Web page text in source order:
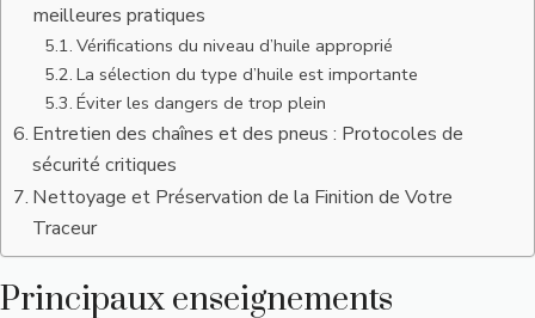
meilleures pratiques
Vérifications du niveau d’huile approprié
La sélection du type d’huile est importante
Éviter les dangers de trop plein
Entretien des chaînes et des pneus : Protocoles de
sécurité critiques
Nettoyage et Préservation de la Finition de Votre
Traceur
Principaux enseignements